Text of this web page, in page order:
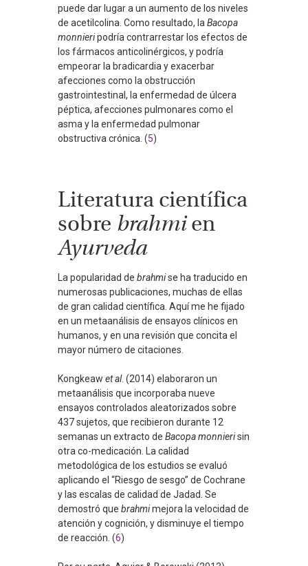
puede dar lugar a un aumento de los niveles
de acetilcolina. Como resultado, la Bacopa
monnieripodría contrarrestar los efectos de
los fármacos anticolinérgicos, y podría
empeorar la bradicardia y exacerbar
afecciones como la obstrucción
gastrointestinal, la enfermedad de úlcera
péptica, afecciones pulmonares como el
asma y la enfermedad pulmonar
obstructiva crónica. (5)
Literatura científica
sobre brahmien
Ayurveda
La popularidad de brahmise ha traducido en
numerosas publicaciones, muchas de ellas
de gran calidad científica. Aquí me he fijado
en un metaanálisis de ensayos clínicos en
humanos, y en una revisión que concita el
mayor número de citaciones.
Kongkeaw et al. (2014) elaboraron un
metaanálisis que incorporaba nueve
ensayos controlados aleatorizados sobre
437 sujetos, que recibieron durante 12
semanas un extracto de Bacopa monnierisin
otra co-medicación. La calidad
metodológica de los estudios se evaluó
aplicando el “Riesgo de sesgo” de Cochrane
y las escalas de calidad de Jadad. Se
demostró que brahmimejora la velocidad de
atención y cognición, y disminuye el tiempo
de reacción. (6)